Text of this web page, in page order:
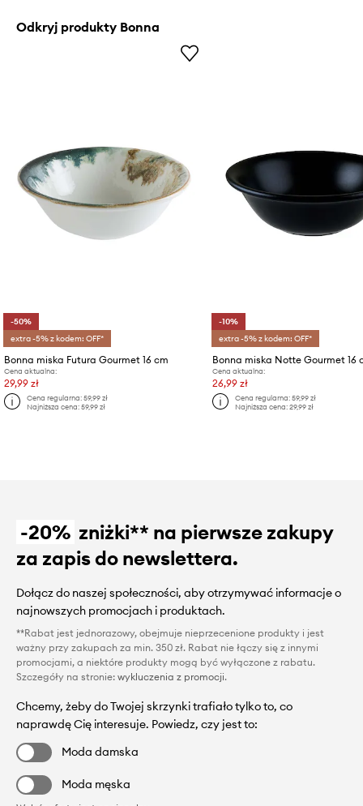
Odkryj produkty Bonna
-50%
extra -5% z kodem: OFF*
Bonna miska Futura Gourmet 16 cm
Cena aktualna:
29,99 zł
Cena regularna:59,99 zł
Najniższa cena:59,99 zł
-10%
extra -5% z kodem: OFF*
Bonna miska Notte Gourmet 16
Cena aktualna:
26,99 zł
Cena regularna:59,99 zł
Najniższa cena:29,99 zł
-20% zniżki** na pierwsze zakupy
za zapis do newslettera.
Dołącz do naszej społeczności, aby otrzymywać informacje o
najnowszych promocjach i produktach.
**Rabat jest jednorazowy, obejmuje nieprzecenione produkty i jest
ważny przy zakupach za min. 350 zł. Rabat nie łączy się z innymi
promocjami, a niektóre produkty mogą być wyłączone z rabatu.
Szczegóły na stronie: wykluczenia z promocji.
Chcemy, żeby do Twojej skrzynki trafiało tylko to, co
naprawdę Cię interesuje. Powiedz, czy jest to:
Moda damska
Moda męska